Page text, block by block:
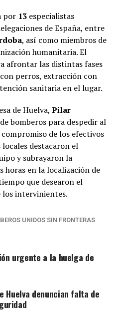
por 13especialistas
de España, entre
, así como miembros de
humanitaria. El
afrontar las distintas fases
perros, extracción con
sanitaria en el lugar.
de Huelva, Pilar
bomberos para despedir al
de los efectivos
locales destacaron el
y subrayaron la
horas en la localización de
que desearon el
los intervinientes.
UNIDOS SIN FRONTERAS
urgente a la huelga de
Huelva denuncian falta de